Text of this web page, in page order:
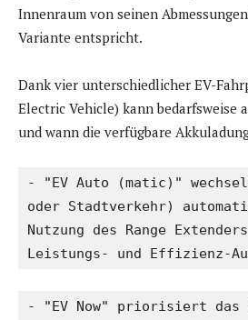
Innenraum von seinen
Variante entspricht.
Dank vier unterschiedlicher EV-
Electric Vehicle) kann bedarfsweise
und wann die verfügbare
- "EV Auto (matic)"
oder Stadtverkehr)
Nutzung des Range
Leistungs- und Effizienz-
- "EV Now" priorisiert das